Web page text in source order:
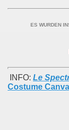
ES WURDEN
INFO: Le
Costume